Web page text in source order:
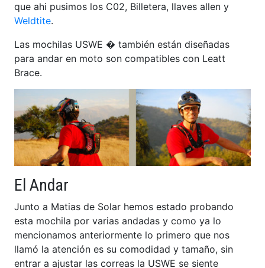
que ahi pusimos los C02, Billetera, llaves allen y
Weldtite.
Las mochilas USWE � también están diseñadas
para andar en moto son compatibles con Leatt
Brace.
El Andar
Junto a Matias de Solar hemos estado probando
esta mochila por varias andadas y como ya lo
mencionamos anteriormente lo primero que nos
llamó la atención es su comodidad y tamaño, sin
entrar a ajustar las correas la USWE se siente